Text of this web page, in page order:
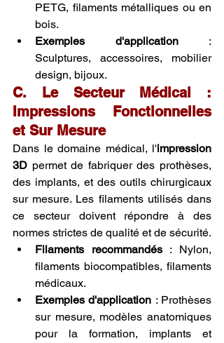
PETG, filaments métalliques ou en
bois.
Exemples d'application :
Sculptures, accessoires, mobilier
design, bijoux.
C. Le Secteur Médical :
Impressions Fonctionnelles
et Sur Mesure
Dans le domaine médical, l'impression
3D permet de fabriquer des prothèses,
des implants, et des outils chirurgicaux
sur mesure. Les filaments utilisés dans
ce secteur doivent répondre à des
normes strictes de qualité et de sécurité.
Filaments recommandés : Nylon,
filaments biocompatibles, filaments
médicaux.
Exemples d'application : Prothèses
sur mesure, modèles anatomiques
pour la formation, implants et